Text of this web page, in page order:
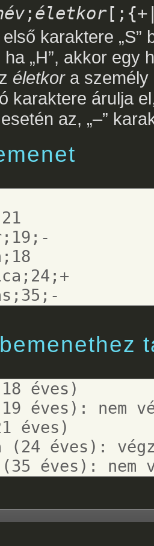
; életkor
karaktere
ha „H”, akkor egy
életkora személy
karaktere árulja
az, „–”
éves)
éves): nem
éves)
(24 éves):
(35 éves): nem